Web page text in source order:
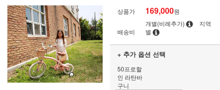
상품가 169,000원
배송비
개별(비례추가)
지역
별
+ 추가 옵션 선택
50프로할
인 라탄바
구니